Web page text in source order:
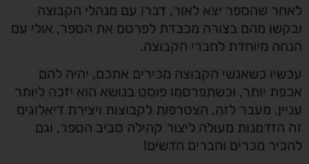
לאחר שהספר יצא לאור, דברו עם מנהלי הקבוצה
ובקשו מהם בצורה מכבדת לפרסם את הספר, אולי עם
הנחה מיוחדת לחברי הקבוצה.
עכשיו כשאנשי הקבוצה מכירים אתכם, יהיה להם
אכפת יותר, וכשתפרסמו פוסט בנושא הוא יזכה ליותר
עניין. מעבר לזה, הצטרפות לקבוצות ויצירת דיאלוגים
זה הזדמנות מעולה ליצור קהילה סביב הספר, וגם
להכיר מכרים וחברים חדשים!